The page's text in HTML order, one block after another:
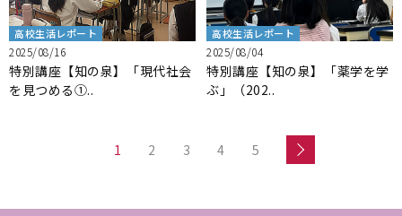
高校生活レポート
2025/08/16
特別講座【知の泉】「現代社会
を見つめる①..
高校生活レポート
2025/08/04
特別講座【知の泉】「薬学を学
ぶ」（202..
1 2 3 4 5